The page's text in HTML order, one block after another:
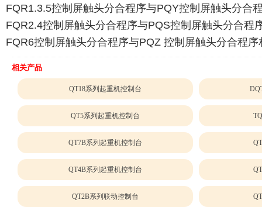
FQR1.3.5控制屏触头分合程序与PQY控制屏触头分合
FQR2.4控制屏触头分合程序与PQS控制屏触头分合程
FQR6控制屏触头分合程序与PQZ 控制屏触头分合程序
相关产品
QT18系列起重机控制台
QT5系列起重机控制台
QT7B系列起重机控制台
QT4B系列起重机控制台
QT2B系列联动控制台